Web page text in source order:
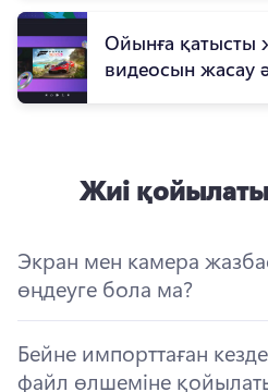
Ойынға қатысты
видеосын жасау
Жиі
Экран мен камера
өңдеуге бола ма?
Бейне импорттаған
файл өлшеміне